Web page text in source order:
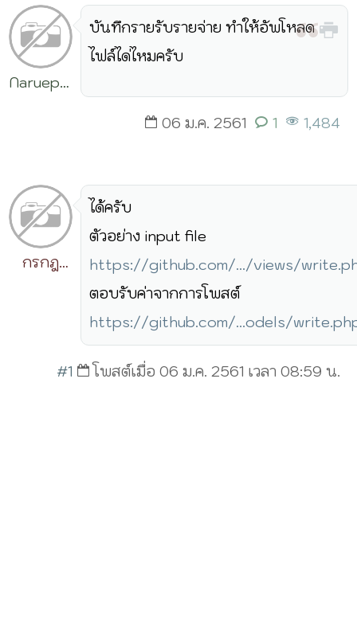
Naruephon
บันทึกรายรับรายจ่าย ทำให้อัพโหลด
ไฟล์ได่ไหมครับ
06 ม.ค. 2561 1 1,484
กรกฎ
ได้ครับ
ตัวอย่าง input file
https://github.com/.../views/
ตอบรับค่าจากการโพสต์
https://github.com/...odels/
#1 โพสต์เมื่อ 06 ม.ค. 2561 เวลา 08:59 น.